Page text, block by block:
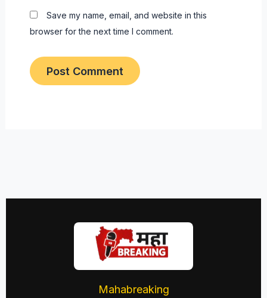
Save my name, email, and website in this
browser for the next time I comment.
Mahabreaking